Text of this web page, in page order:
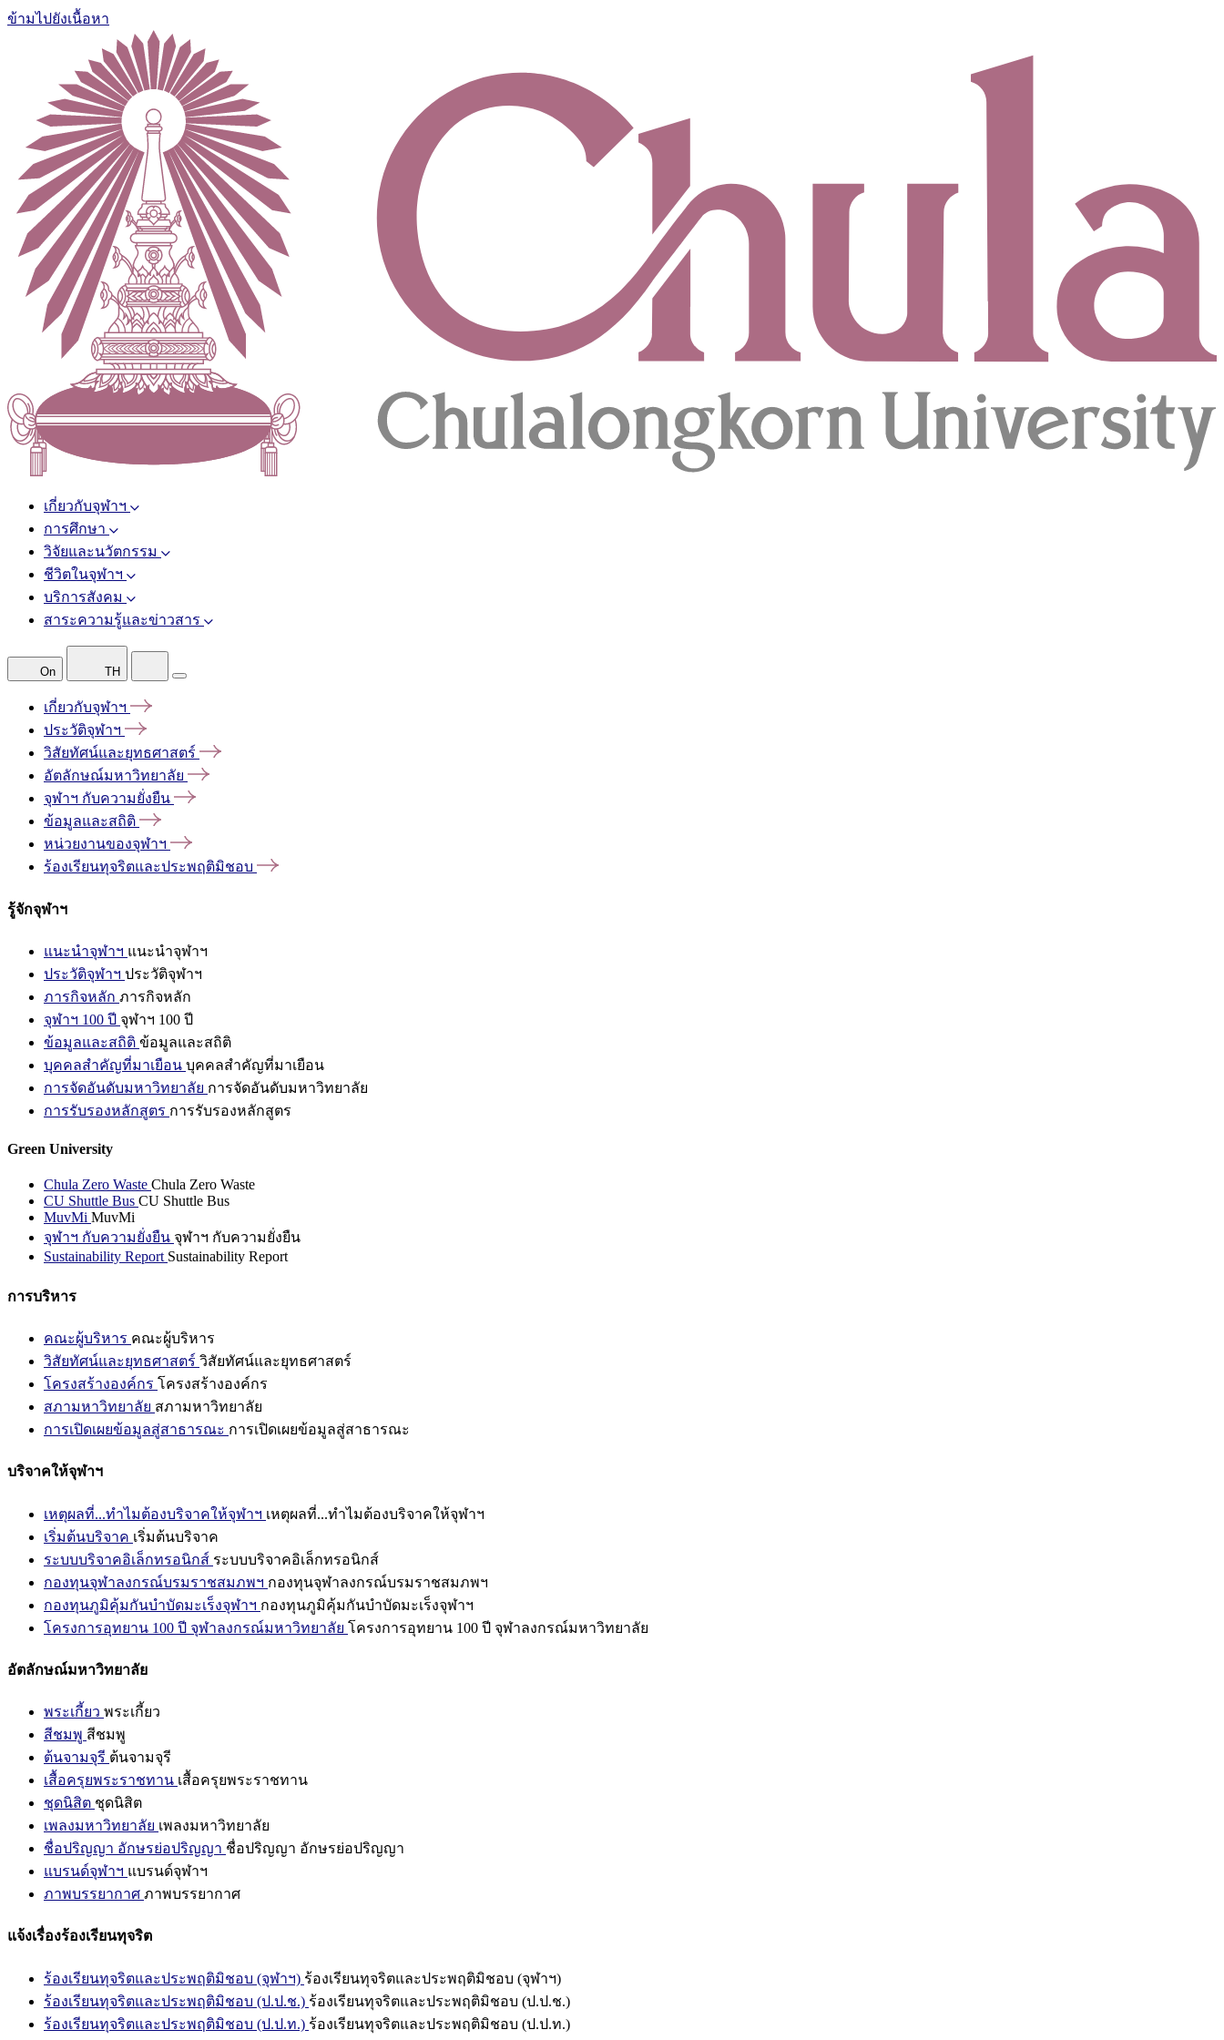
ข้ามไปยังเนื้อหา
เกี่ยวกับจุฬาฯ
การศึกษา
วิจัยและนวัตกรรม
ชีวิตในจุฬาฯ
บริการสังคม
สาระความรู้และข่าวสาร
On TH
เกี่ยวกับจุฬาฯ
ประวัติจุฬาฯ
วิสัยทัศน์และยุทธศาสตร์
อัตลักษณ์มหาวิทยาลัย
จุฬาฯ กับความยั่งยืน
ข้อมูลและสถิติ
หน่วยงานของจุฬาฯ
ร้องเรียนทุจริตและประพฤติมิชอบ
รู้จักจุฬาฯ
แนะนำจุฬาฯ แนะนำจุฬาฯ
ประวัติจุฬาฯ ประวัติจุฬาฯ
ภารกิจหลัก ภารกิจหลัก
จุฬาฯ 100 ปี จุฬาฯ 100 ปี
ข้อมูลและสถิติ ข้อมูลและสถิติ
บุคคลสำคัญที่มาเยือน บุคคลสำคัญที่มาเยือน
การจัดอันดับมหาวิทยาลัย การจัดอันดับมหาวิทยาลัย
การรับรองหลักสูตร การรับรองหลักสูตร
Green University
Chula Zero Waste Chula Zero Waste
CU Shuttle Bus CU Shuttle Bus
MuvMi MuvMi
จุฬาฯ กับความยั่งยืน จุฬาฯ กับความยั่งยืน
Sustainability Report Sustainability Report
การบริหาร
คณะผู้บริหาร คณะผู้บริหาร
วิสัยทัศน์และยุทธศาสตร์ วิสัยทัศน์และยุทธศาสตร์
โครงสร้างองค์กร โครงสร้างองค์กร
สภามหาวิทยาลัย สภามหาวิทยาลัย
การเปิดเผยข้อมูลสู่สาธารณะ การเปิดเผยข้อมูลสู่สาธารณะ
บริจาคให้จุฬาฯ
เหตุผลที่...ทำไมต้องบริจาคให้จุฬาฯ เหตุผลที่...ทำไมต้องบริจาคให้จุฬาฯ
เริ่มต้นบริจาค เริ่มต้นบริจาค
ระบบบริจาคอิเล็กทรอนิกส์ ระบบบริจาคอิเล็กทรอนิกส์
กองทุนจุฬาลงกรณ์บรมราชสมภพฯ กองทุนจุฬาลงกรณ์บรมราชสมภพฯ
กองทุนภูมิคุ้มกันบำบัดมะเร็งจุฬาฯ กองทุนภูมิคุ้มกันบำบัดมะเร็งจุฬาฯ
โครงการอุทยาน 100 ปี จุฬาลงกรณ์มหาวิทยาลัย โครงการอุทยาน 100 ปี จุฬาลงกรณ์มหาวิทยาลัย
อัตลักษณ์มหาวิทยาลัย
พระเกี้ยว พระเกี้ยว
สีชมพู สีชมพู
ต้นจามจุรี ต้นจามจุรี
เสื้อครุยพระราชทาน เสื้อครุยพระราชทาน
ชุดนิสิต ชุดนิสิต
เพลงมหาวิทยาลัย เพลงมหาวิทยาลัย
ชื่อปริญญา อักษรย่อปริญญา ชื่อปริญญา อักษรย่อปริญญา
แบรนด์จุฬาฯ แบรนด์จุฬาฯ
ภาพบรรยากาศ ภาพบรรยากาศ
แจ้งเรื่องร้องเรียนทุจริต
ร้องเรียนทุจริตและประพฤติมิชอบ (จุฬาฯ) ร้องเรียนทุจริตและประพฤติมิชอบ (จุฬาฯ)
ร้องเรียนทุจริตและประพฤติมิชอบ (ป.ป.ช.) ร้องเรียนทุจริตและประพฤติมิชอบ (ป.ป.ช.)
ร้องเรียนทุจริตและประพฤติมิชอบ (ป.ป.ท.) ร้องเรียนทุจริตและประพฤติมิชอบ (ป.ป.ท.)